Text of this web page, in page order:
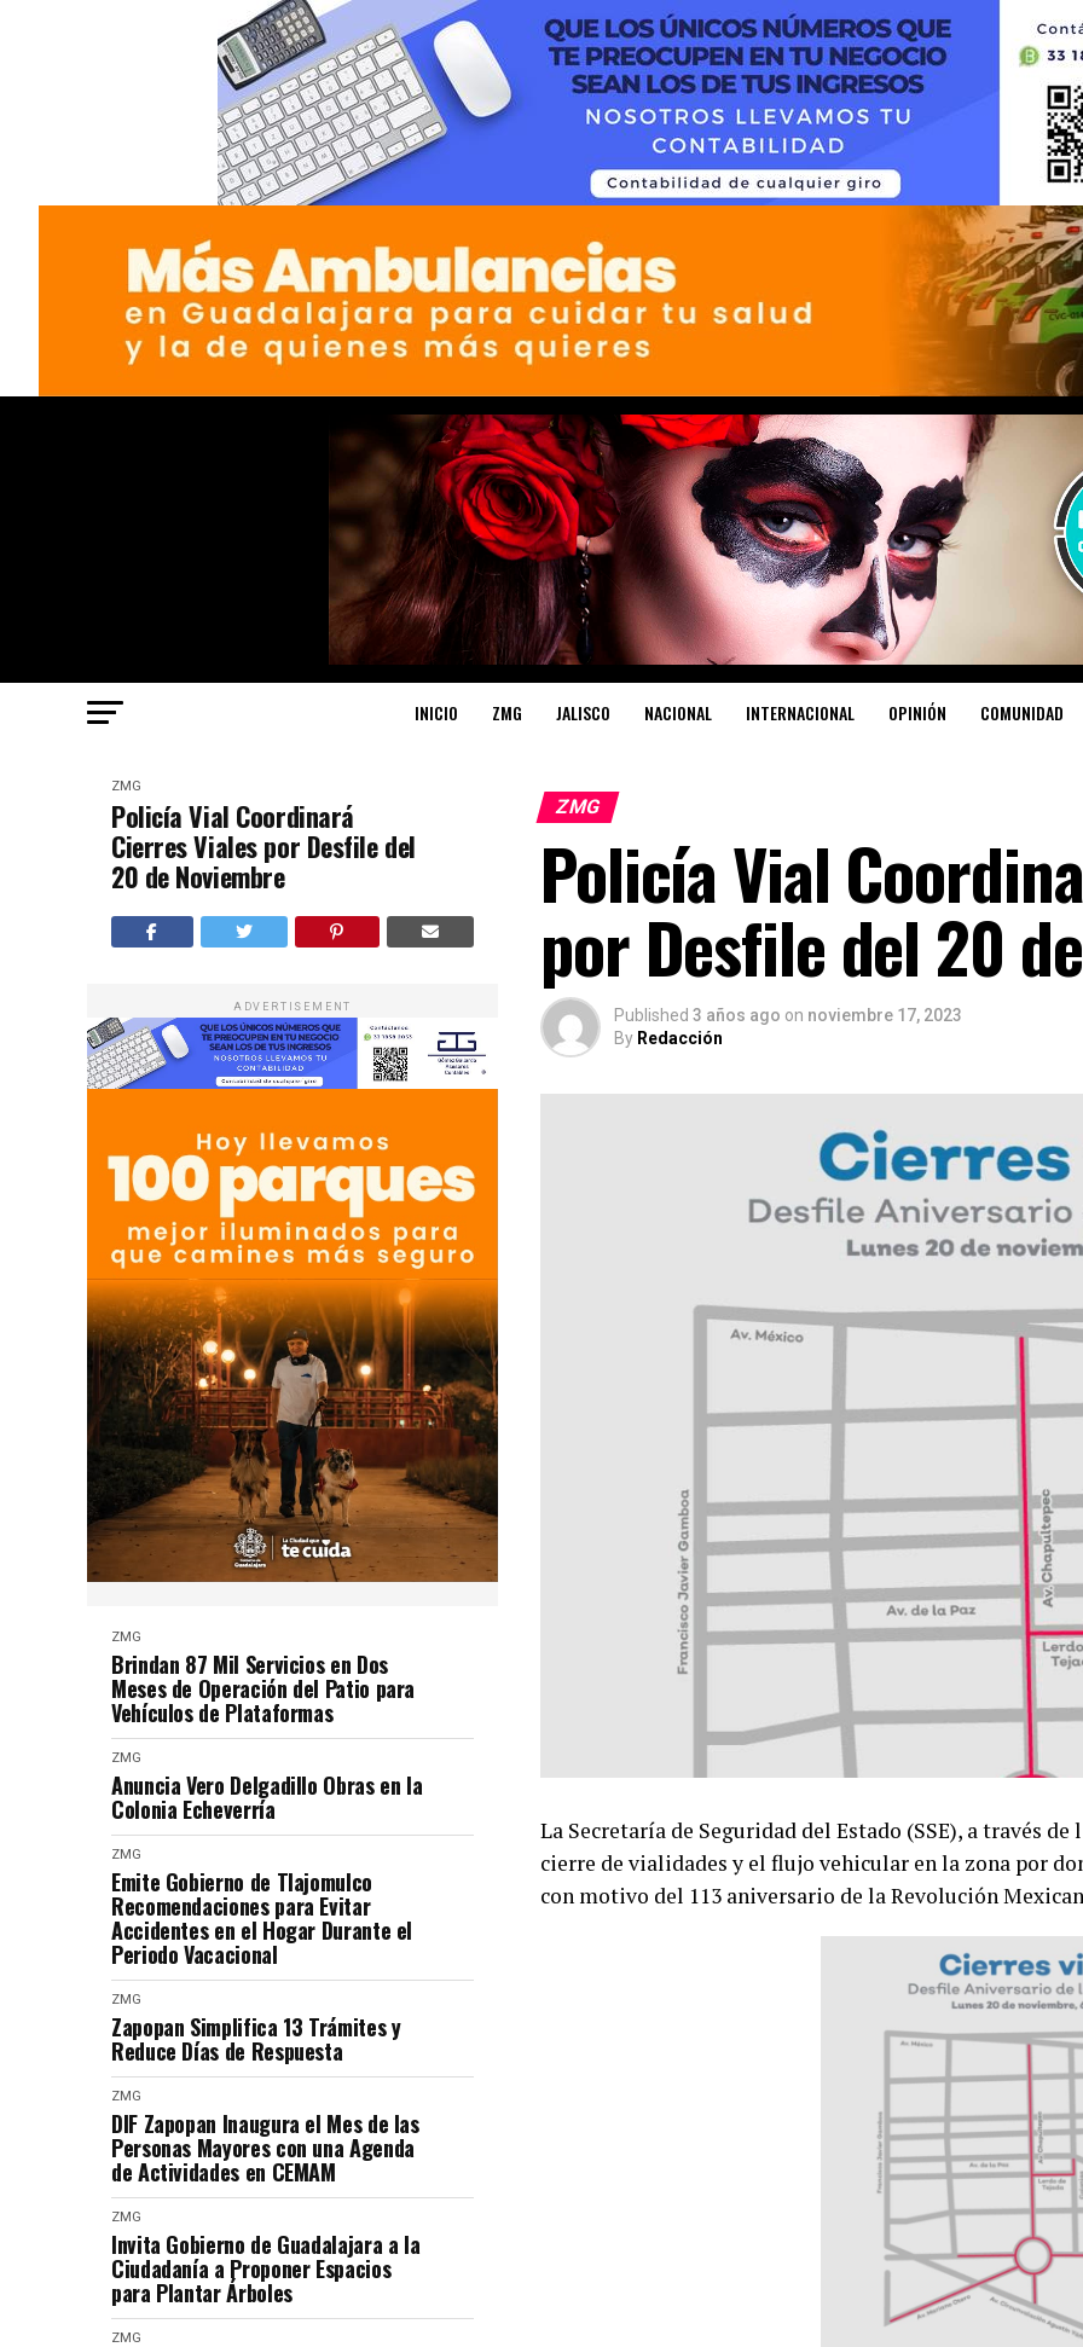
INICIO ZMG JALISCO NACIONAL INTERNACIONAL OPINIÓN COMUNIDAD
ZMG
Policía Vial Coordinará
Cierres Viales por Desfile del
20 de Noviembre
ADVERTISEMENT
ZMG
Brindan 87 Mil Servicios en Dos
Meses de Operación del Patio para
Vehículos de Plataformas
ZMG
Anuncia Vero Delgadillo Obras en la
Colonia Echeverría
ZMG
Emite Gobierno de Tlajomulco
Recomendaciones para Evitar
Accidentes en el Hogar Durante el
Periodo Vacacional
ZMG
Zapopan Simplifica 13 Trámites y
Reduce Días de Respuesta
ZMG
DIF Zapopan Inaugura el Mes de las
Personas Mayores con una Agenda
de Actividades en CEMAM
ZMG
Invita Gobierno de Guadalajara a la
Ciudadanía a Proponer Espacios
para Plantar Árboles
ZMG
ZMG
Policía Vial
por Desfile del 20
Published 3 años ago on noviembre 17, 2023
By Redacción
La Secretaría de Seguridad del Estado (SSE), a través
cierre de vialidades y el flujo vehicular en la zona por
con motivo del 113 aniversario de la Revolución